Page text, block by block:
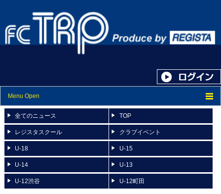
Menu Open
トップ
ニュース
スケジュール
スタッフ紹介
全てのニュース TOP
レジスタスクール クラブイベント
U-18 U-15
U-14 U-13
U-12渋谷 U-12町田